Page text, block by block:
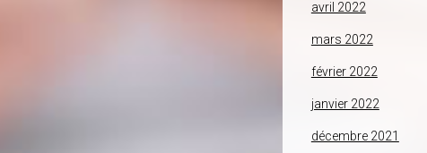
avril 2022
mars 2022
février 2022
janvier 2022
décembre 2021